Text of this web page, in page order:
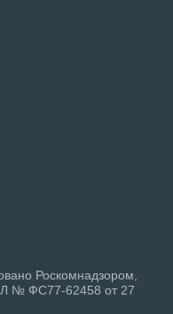
Роскомнадзором,
№ ФС77-62458 от 27